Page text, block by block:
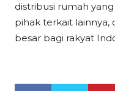
distribusi rumah
pihak terkait
besar bagi rakyat